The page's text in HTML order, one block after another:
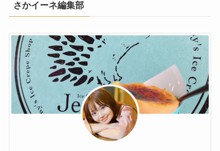
さかイーネ編集部